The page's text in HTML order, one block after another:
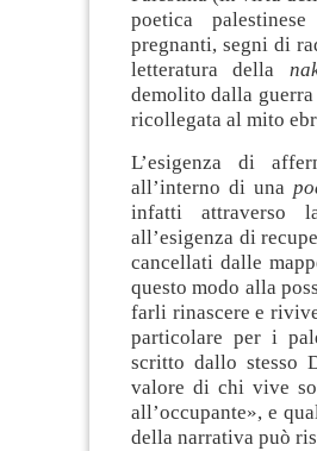
poetica
pregnanti, segni di
letteratura della
demolito dalla
ricollegata al mito
L’esigenza di
all’interno di una
infatti attraverso
all’esigenza di
cancellati dalle
questo modo alla
farli rinascere e
particolare per i
scritto dallo stesso
valore di chi vive
all’occupante», e
della narrativa può